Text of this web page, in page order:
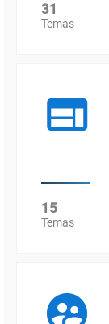
31
Temas
15
Temas